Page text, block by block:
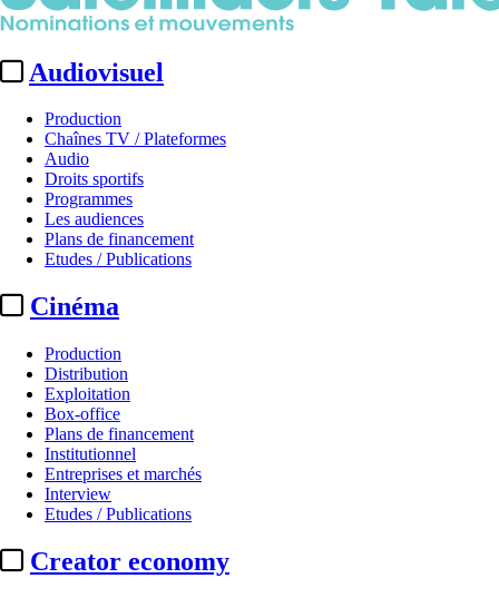
Audiovisuel
Production
Chaînes TV / Plateformes
Audio
Droits sportifs
Programmes
Les audiences
Plans de financement
Etudes / Publications
Cinéma
Production
Distribution
Exploitation
Box-office
Plans de financement
Institutionnel
Entreprises et marchés
Interview
Etudes / Publications
Creator economy